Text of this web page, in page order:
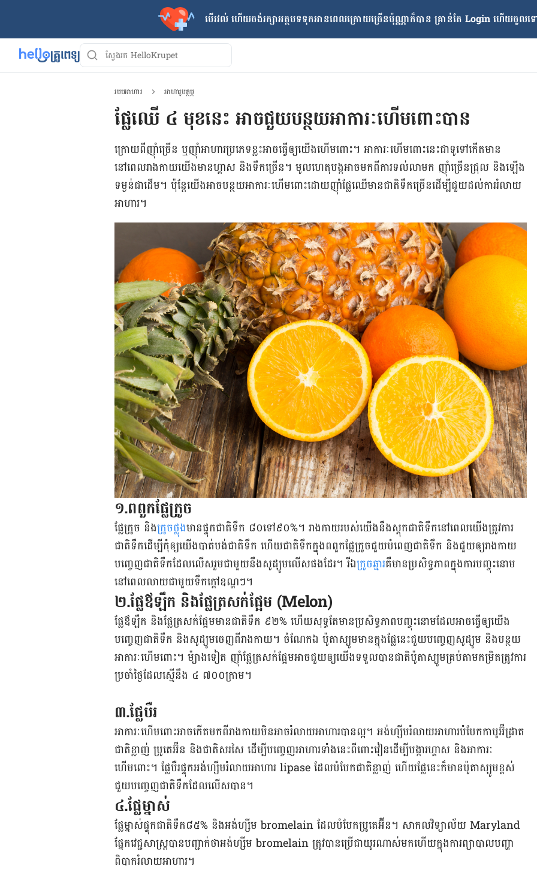
បើរវល់ ហើយចង់​រក្សាអត្ថបទទុកអានពេលក្រោយ​ច្រើនប៉ុណ្ណាក៏បាន គ្រាន់តែ​ Login ហើយចូលទ
របបអាហារ អាហារូបត្ថម្ភ
ផ្លែឈើ ៤ មុខនេះ អាចជួយបន្ថយអាការៈហើមពោះបាន
ក្រោយ​ពី​ញ៉ាំ​ច្រើន ឬ​ញ៉ាំ​អាហារ​ប្រភេទ​ខ្លះ​អាច​ធ្វើ​ឲ្យ​យើង​ហើម​ពោះ។ អាការៈ​ហើម​ពោះ​នេះ​ជាទូទៅ​កើត​មាន​
នៅពេល​រាងកាយ​យើង​មាន​ហ្គាស និង​ទឹក​ច្រើន។ មូលហេតុ​បង្ក​អាច​មក​ពី​ការ​ទល់​លាមក ញ៉ាំ​ច្រើន​ជ្រុល និង​ឡើង​
ទម្ងន់​ជាដើម។ ប៉ុន្តែ​យើង​អាច​បន្ថយ​អាការៈ​ហើម​ពោះ​ដោយ​ញ៉ាំ​ផ្លែឈើ​មាន​ជាតិ​ទឹក​ច្រើន​ដើម្បី​ជួយ​ដល់​ការ​រំលាយ​
អាហារ។
១.ពពួក​ផ្លែ​ក្រូច
ផ្លែក្រូច និង​ក្រូចថ្លុង​មាន​ផ្ទុក​ជាតិ​ទឹក ៨០ទៅ​៩០%​។ រាងកាយ​របស់​យើង​នឹង​ស្តុក​ជាតិទឹក​នៅ​ពេល​យើង​ត្រូវការ​
ជាតិ​ទឹក​ដើម្បី​កុំ​ឲ្យ​យើង​បាត់បង់​ជាតិ​ទឹក ហើយ​ជាតិ​ទឹក​ក្នុង​ពពួក​ផ្លែ​ក្រូច​ជួយ​បំពេញ​ជាតិ​ទឹក​ និង​ជួយ​ឲ្យ​រាងកាយ​
បញ្ចេញ​​ជាតិ​​ទឹក​​ដែល​លើស​​​រួម​ជាមួយ​នឹង​សូដ្យូម​លើស​ផង​ដែរ​។ រីឯ​ក្រូចឆ្មារ​គឺ​មាន​ប្រសិទ្ធភាព​ក្នុង​ការ​បញ្ចុះ​នោម​
នៅ​ពេល​លាយ​ជាមួយ​ទឹក​ក្ដៅ​ឧណ្ហៗ​។
២.ផ្លែ​ឪឡឹក និង​ផ្លែ​ត្រសក់​ផ្អែម (Melon)
ផ្លែ​ឪឡឹក និង​ផ្លែ​ត្រសក់​ផ្អែម​មាន​ជាតិ​ទឹក ៩២% ហើយ​សុទ្ធ​តែ​មាន​ប្រសិទ្ធភាព​បញ្ចុះ​នោម​ដែល​អាច​ធ្វើ​ឲ្យ​យើង​
បញ្ចេញ​ជាតិ​ទឹក និង​សូដ្យូម​ចេញ​ពី​រាងកាយ។ ចំណែក​​ឯ ប៉ូតាស្យូម​មាន​ក្នុង​ផ្លែ​នេះ​ជួយ​បញ្ចេញ​សូដ្យូម​ និង​បន្ថយ​
អាការៈ​ហើម​ពោះ។ ម៉្យាងទៀត ញ៉ាំ​ផ្លែ​ត្រសក់ផ្អែម​អាច​ជួយ​ឲ្យ​យើង​ទទួល​បាន​ជាតិ​ប៉ូតាស្យូម​គ្រប់​តាម​កម្រិត​ត្រូវការ​
ប្រចាំ​ថ្ងៃ​ដែល​ស្មើ​នឹង​ ៤ ៧០០​ក្រាម។
៣.ផ្លែ​បឺរ​
អាការៈ​ហើម​ពោះ​អាច​កើត​មក​ពី​រាងកាយ​មិន​អាច​រំលាយ​អាហារ​បាន​ល្អ។ អង់ហ្សីម​រំលាយ​អាហារ​បំបែក​កាបូអ៊ីដ្រាត
ជាតិ​ខ្លាញ់ ប្រូតេអ៊ីន និង​ជាតិ​សរសៃ ដើម្បី​បញ្ចេញ​អាហារ​ទាំង​នេះ​ពី​ពោះវៀន​ដើម្បី​បង្ការ​ហ្គាស និង​អាការៈ​
ហើមពោះ។ ផ្លែ​បឺរ​ផ្ទុក​អង់ហ្សីម​រំលាយអាហារ lipase ដែល​បំបែក​ជាតិ​ខ្លាញ់ ហើយ​ផ្លែ​នេះ​ក៏​មាន​ប៉ូតាស្យូម​ខ្ពស់​
ជួយ​បញ្ចេញ​ជាតិ​ទឹក​ដែល​លើស​បាន។
៤.ផ្លែ​ម្នាស់
ផ្លែម្នាស់​ផ្ទុក​ជាតិ​ទឹក​៨៥% និង​អង់ហ្សីម bromelain ដែល​បំបែក​ប្រូតេអ៊ីន។ សាកលវិទ្យាល័យ​ Maryland
ផ្នែក​វេជ្ជសាស្ត្រ​បាន​បញ្ជាក់​ថា​អង់ហ្សីម bromelain ត្រូវ​បាន​ប្រើ​ជា​យូរ​ណាស់​មក​ហើយ​ក្នុង​ការ​ព្យាបាល​បញ្ហា​
ពិបាក​រំលាយ​អាហារ។​